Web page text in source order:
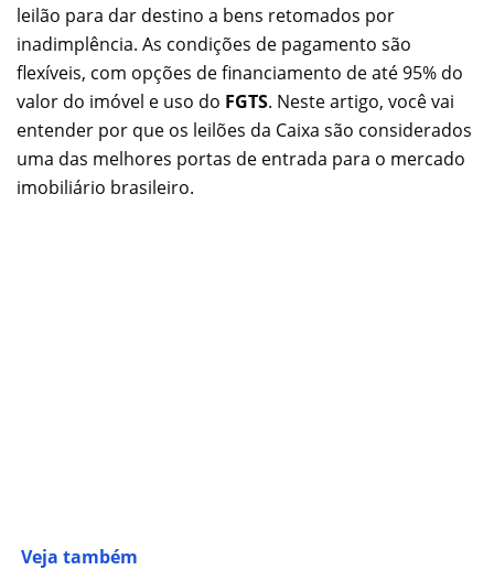
leilão para dar destino a bens retomados por
inadimplência. As condições de pagamento são
flexíveis, com opções de financiamento de até 95% do
valor do imóvel e uso do FGTS. Neste artigo, você vai
entender por que os leilões da Caixa são considerados
uma das melhores portas de entrada para o mercado
imobiliário brasileiro.
Veja também